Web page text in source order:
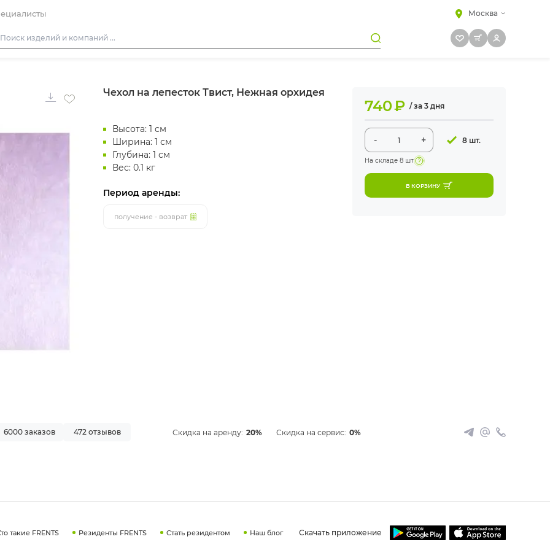
Москва
Кресла
Чехол на лепесток Твист, Нежная орхидея
Высота: 1 см
Ширина: 1 см
Глубина: 1 см
Вес: 0.1 кг
Период аренды:
получение - возврат
740₽ / за 3 дня
- + 8 шт.
На складе 8 шт
В КОРЗИНУ
6000 заказов 472 отзывов Скидка на аренду: 20% Скидка на сервис: 0%
такие FRENTS Резиденты FRENTS Стать резидентом Наш блог Скачать приложение